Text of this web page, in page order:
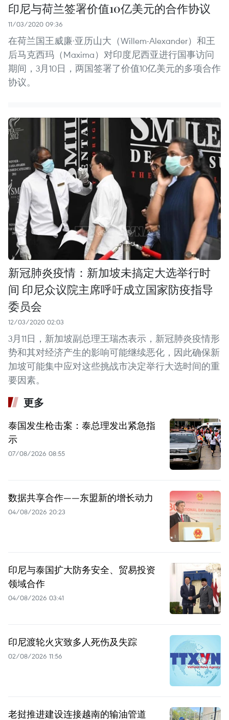
印尼与荷兰签署价值10亿美元的合作协议
11/03/2020 09:36
在荷兰国王威廉·亚历山大（Willem-Alexander）和王
后马克西玛（Maxima）对印度尼西亚进行国事访问
期间，3月10日，两国签署了价值10亿美元的多项合作
协议。
新冠肺炎疫情：新加坡未搞定大选举行时
间 印尼众议院主席呼吁成立国家防疫指导
委员会
12/03/2020 02:03
3月11日，新加坡副总理王瑞杰表示，新冠肺炎疫情形
势和其对经济产生的影响可能继续恶化，因此确保新
加坡可能集中应对这些挑战市决定举行大选时间的重
要因素。
更多
泰国发生枪击案：泰总理发出紧急指
示
07/08/2026 08:55
数据共享合作——东盟新的增长动力
04/08/2026 20:23
印尼与泰国扩大防务安全、贸易投资
领域合作
04/08/2026 03:41
印尼渡轮火灾致多人死伤及失踪
02/08/2026 11:56
老挝推进建设连接越南的输油管道